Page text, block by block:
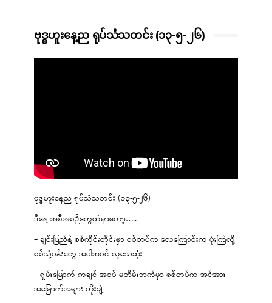
ဗုဒ္ဓဟူးနေ့ည ရုပ်သံသတင်း (၁၃-၅-၂၆)
ဗုဒ္ဓဟူးနေ့ည ရုပ်သံသတင်း (၁၃-၅-၂၆)
ဒီနေ့ အစီအစဉ်တွေထဲမှာတော့…..
– ချင်းပြည်နဲ့ စစ်ကိုင်းတိုင်းမှာ စစ်တပ်က လေကြောင်းက ဗုံးကြဲလို့
စစ်သုံ့ပန်းတွေ အပါအဝင် လူသေဆုံး
– ရှမ်းမြောက်-ကချင် အစပ် မဘိမ်းဘက်မှာ စစ်တပ်က အင်အား
အမြောက်အများ တိုးချဲ့